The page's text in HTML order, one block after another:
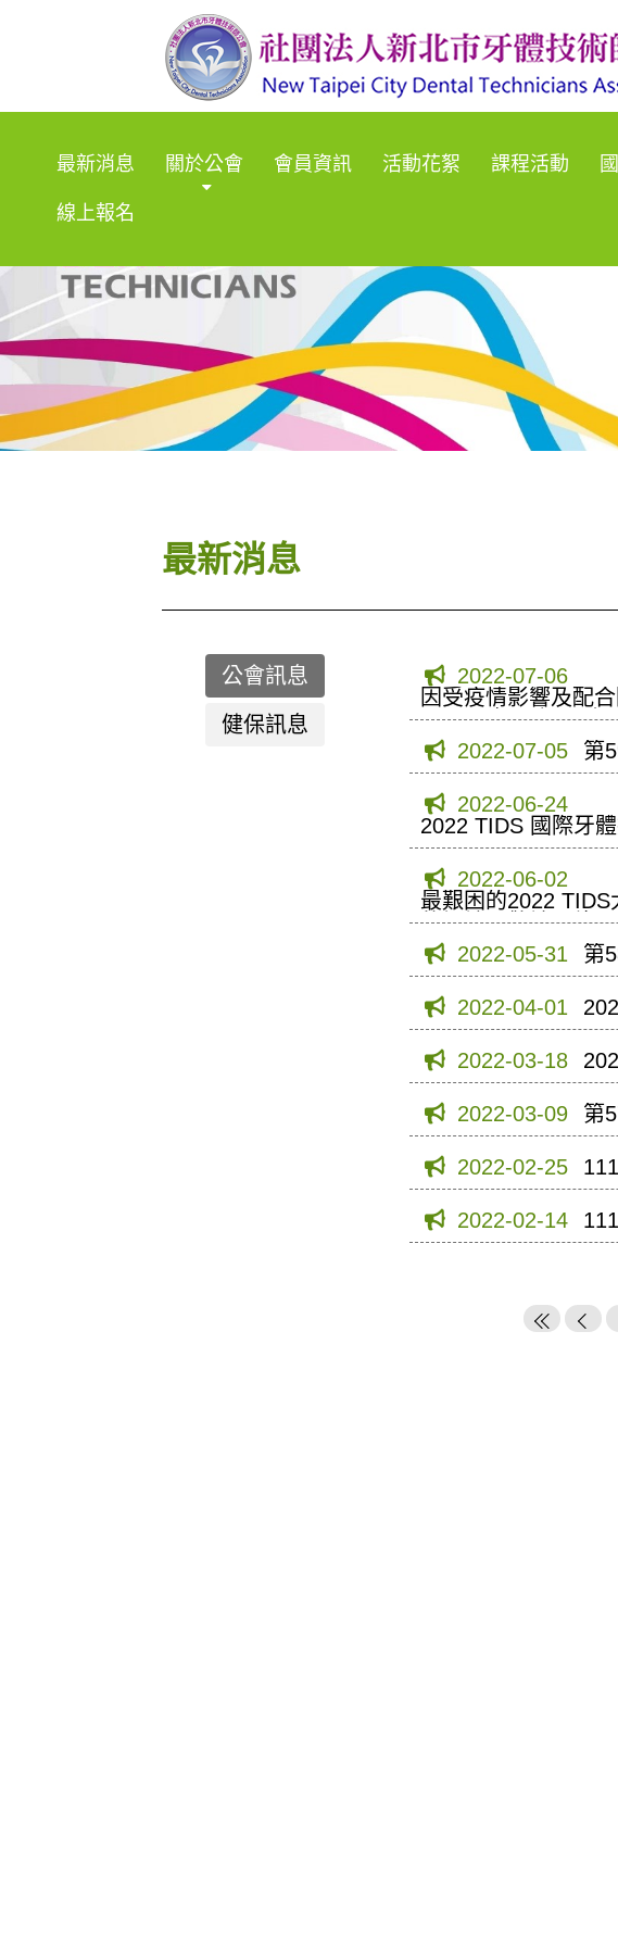
最新消息 關於公會 會員資訊 活動花絮 課程活動
線上報名
最新消息
公會訊息
健保訊息
2022-07-06
因受疫情影響及配
月31日者（含109
2022-07-05
第
2022-06-24
2022 TIDS 國際牙
2022-06-02
最艱困的2022
的場地，敬請期待。
2022-05-31
第
2022-04-01
2022-03-18
2022-03-09 第
2022-02-25
2022-02-14